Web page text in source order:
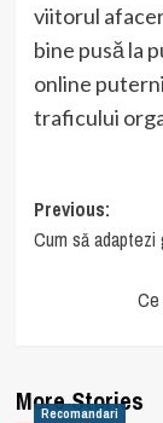
viitorul
bine pusă la
online
traficului
Post
Previous:
Cum să adaptezi
More Stories
Recomandari